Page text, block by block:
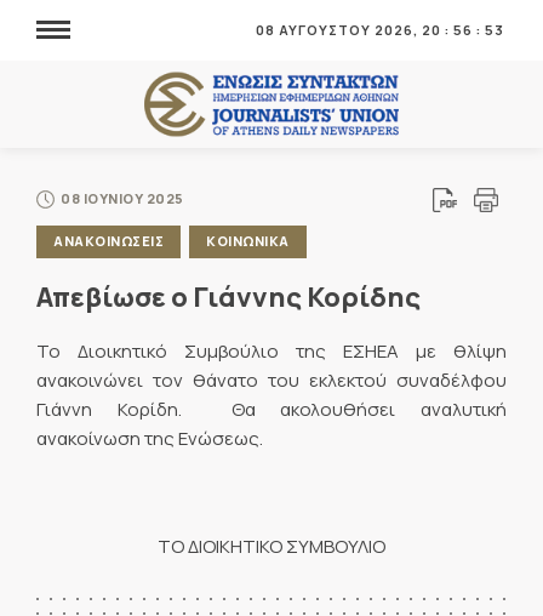
08 ΑΥΓΟΥΣΤΟΥ 2026, 20 : 56 : 53
08 ΙΟΥΝΙΟΥ 2025
ΑΝΑΚΟΙΝΩΣΕΙΣ ΚΟΙΝΩΝΙΚΑ
Απεβίωσε ο Γιάννης Κορίδης
Το Διοικητικό Συμβούλιο της ΕΣΗΕΑ με θλίψη
ανακοινώνει τον θάνατο του εκλεκτού συναδέλφου
Γιάννη Κορίδη. Θα ακολουθήσει αναλυτική
ανακοίνωση της Ενώσεως.
ΤΟ ΔΙΟΙΚΗΤΙΚΟ ΣΥΜΒΟΥΛΙΟ